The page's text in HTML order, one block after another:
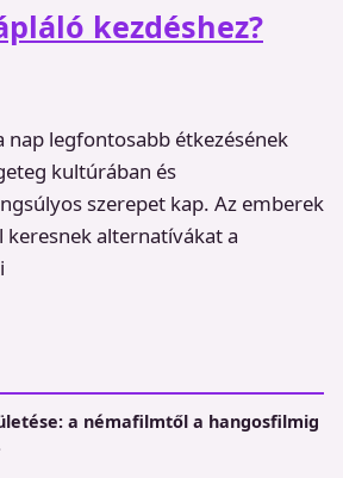
kezdéshez?
nap legfontosabb étkezésének
kultúrában és
szerepet kap. Az emberek
alternatívákat a
a némafilmtől a hangosfilmig